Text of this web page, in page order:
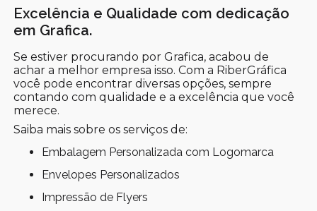
Excelência e Qualidade com dedicação
em Grafica.
Se estiver procurando por Grafica, acabou de
achar a melhor empresa isso. Com a RiberGráfica
você pode encontrar diversas opções, sempre
contando com qualidade e a excelência que você
merece.
Saiba mais sobre os serviços de:
Embalagem Personalizada com Logomarca
Envelopes Personalizados
Impressão de Flyers